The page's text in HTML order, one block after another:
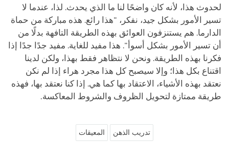
لحدوث هذا، لأنه كان واضحًا لنا ما الذي يحدث. لذا، عندما لا
تسير الأمور بشكل جيد، نفكر، "هذا رائع. هذه مباركة من حماة
الدارما. هم يستنزفون العوائق بهذه الطريقة التافهة بدلًا من
أن تسير الأمور بشكل أسوأ". هذا مفيد للغاية. مفيد جدًا جدًا إذا
فكرنا بهذه الطريقة. ونحن لا نتظاهر فقط بهذا، ولكن لدينا
اقتناع بكل هذا؛ وإلا سيصبح كل هذا مجرد هراء إذا لم نكن
نعتقد بهذه الأشياء، الاعتقاد بها كما هي. إذا كنا نعتقد بها، فهذه
طريقة ممتازة لتحويل الظروف والشروط المعاكسة.
تدريب الذهن المعيقات